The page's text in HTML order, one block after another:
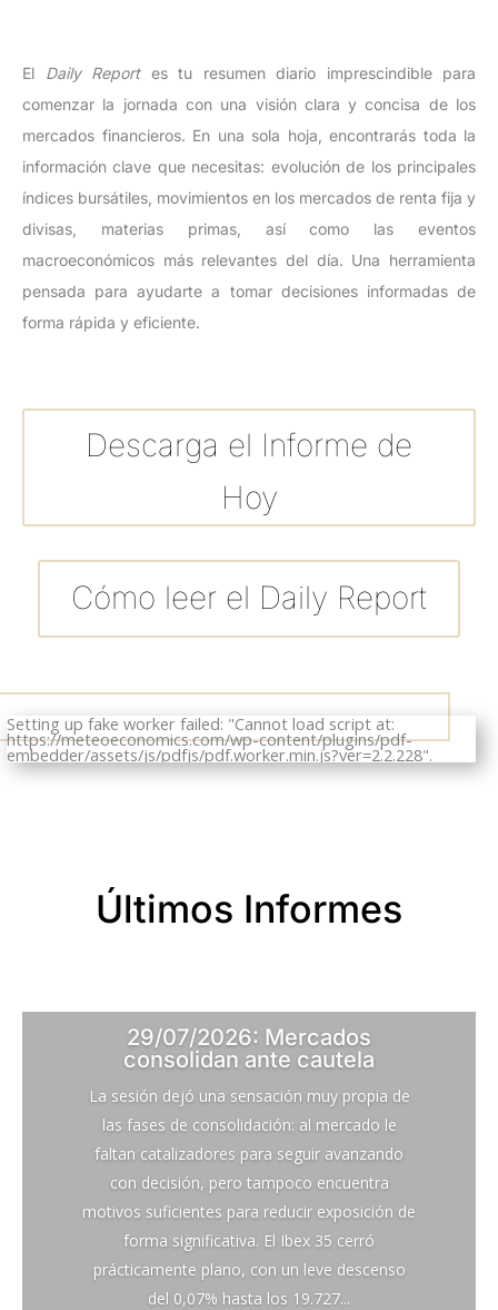
El Daily Reportes tu resumen diario imprescindible para
comenzar la jornada con una visión clara y concisa de los
mercados financieros. En una sola hoja, encontrarás toda la
información clave que necesitas: evolución de los principales
índices bursátiles, movimientos en los mercados de renta fija y
divisas, materias primas, así como las eventos
macroeconómicos más relevantes del día. Una herramienta
pensada para ayudarte a tomar decisiones informadas de
forma rápida y eficiente.
Descarga el Informe de
Hoy
Cómo leer el Daily Report
Setting up fake worker failed: "Cannot load script at:
https://meteoeconomics.com/wp-content/plugins/pdf-
embedder/assets/js/pdfjs/pdf.worker.min.js?ver=2.2.228".
Últimos Informes
29/07/2026: Mercados
consolidan ante cautela
La sesión dejó una sensación muy propia de
las fases de consolidación: al mercado le
faltan catalizadores para seguir avanzando
con decisión, pero tampoco encuentra
motivos suficientes para reducir exposición de
forma significativa. El Ibex 35 cerró
prácticamente plano, con un leve descenso
del 0,07% hasta los 19.727...